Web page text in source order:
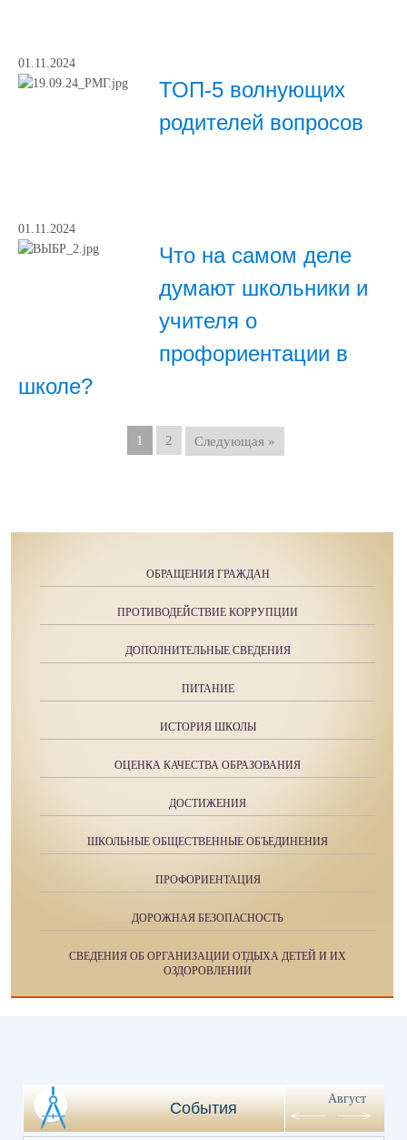
01.11.2024
ТОП-5 волнующих
родителей вопросов
01.11.2024
Что на самом деле
думают школьники и
учителя о
профориентации в
школе?
1 2 Следующая »
ОБРАЩЕНИЯ ГРАЖДАН
ПРОТИВОДЕЙСТВИЕ КОРРУПЦИИ
ДОПОЛНИТЕЛЬНЫЕ СВЕДЕНИЯ
ПИТАНИЕ
ИСТОРИЯ ШКОЛЫ
ОЦЕНКА КАЧЕСТВА ОБРАЗОВАНИЯ
ДОСТИЖЕНИЯ
ШКОЛЬНЫЕ ОБЩЕСТВЕННЫЕ ОБЪЕДИНЕНИЯ
ПРОФОРИЕНТАЦИЯ
ДОРОЖНАЯ БЕЗОПАСНОСТЬ
СВЕДЕНИЯ ОБ ОРГАНИЗАЦИИ ОТДЫХА ДЕТЕЙ И ИХ
ОЗДОРОВЛЕНИИ
События
Август